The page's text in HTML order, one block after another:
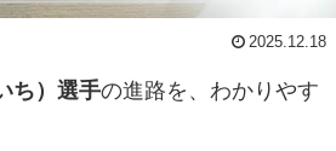
2025.12.18
ち）選手の進路を、わかりやす